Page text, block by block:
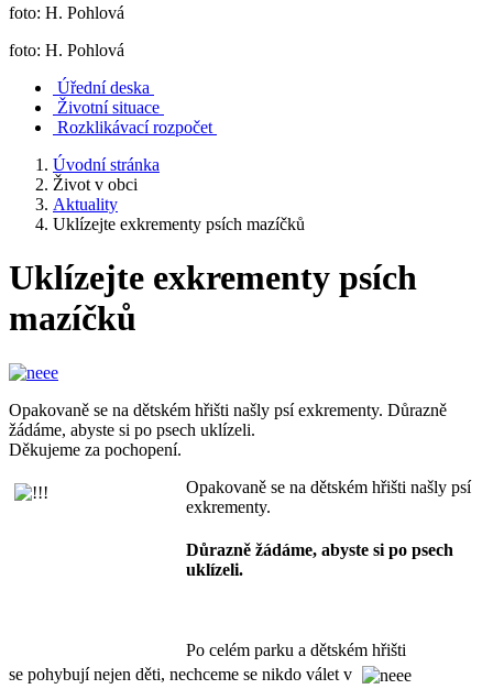
foto: H. Pohlová
foto: H. Pohlová
Úřední deska
Životní situace
Rozklikávací rozpočet
Úvodní stránka
Život v obci
Aktuality
Uklízejte exkrementy psích mazíčků
Uklízejte exkrementy psích
mazíčků
Opakovaně se na dětském hřišti našly psí exkrementy. Důrazně
žádáme, abyste si po psech uklízeli.
Děkujeme za pochopení.
Opakovaně se na dětském hřišti našly psí
exkrementy.
Důrazně žádáme, abyste si po psech
uklízeli.
Po celém parku a dětském hřišti
se pohybují nejen děti, nechceme se nikdo válet v